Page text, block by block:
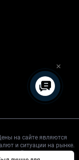
на сайте являются
и ситуации на рынке.
×